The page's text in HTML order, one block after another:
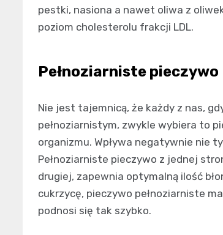
pestki, nasiona a nawet oliwa z
poziom cholesterolu frakcji LDL.
Pełnoziarniste pieczywo
Nie jest tajemnicą, że każdy z nas,
pełnoziarnistym, zwykle wybiera to
organizmu. Wpływa negatywnie nie
Pełnoziarniste pieczywo z jednej
drugiej, zapewnia optymalną ilość
cukrzycę, pieczywo pełnoziarniste
podnosi się tak szybko.